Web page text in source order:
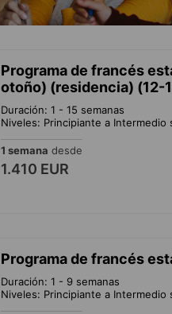
Programa de francés
otoño) (residencia) (12-
Duración: 1 - 15 semanas
Niveles: Principiante a Intermedio
1 semana desde
1.410 EUR
Programa de francés
Duración: 1 - 9 semanas
Niveles: Principiante a Intermedio